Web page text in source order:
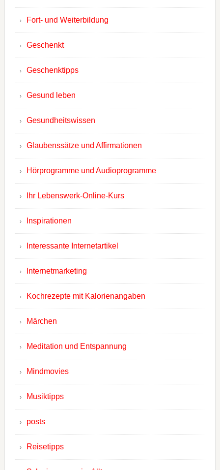
Fort- und Weiterbildung
Geschenkt
Geschenktipps
Gesund leben
Gesundheitswissen
Glaubenssätze und Affirmationen
Hörprogramme und Audioprogramme
Ihr Lebenswerk-Online-Kurs
Inspirationen
Interessante Internetartikel
Internetmarketing
Kochrezepte mit Kalorienangaben
Märchen
Meditation und Entspannung
Mindmovies
Musiktipps
posts
Reisetipps